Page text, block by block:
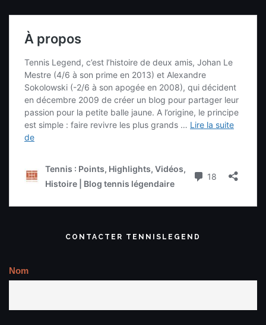
CONTACTER TENNISLEGEND
Nom